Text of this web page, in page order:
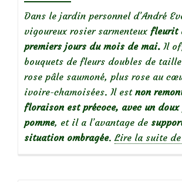
Dans le jardin personnel d’André
vigoureux rosier sarmenteux fleurit
premiers jours du mois de mai. Il
bouquets de fleurs doubles de taille
rose pâle saumoné, plus rose au
ivoire-chamoisées. Il est non
floraison est précoce, avec un
pomme, et il a l’avantage de
situation ombragée. Lire la suite de